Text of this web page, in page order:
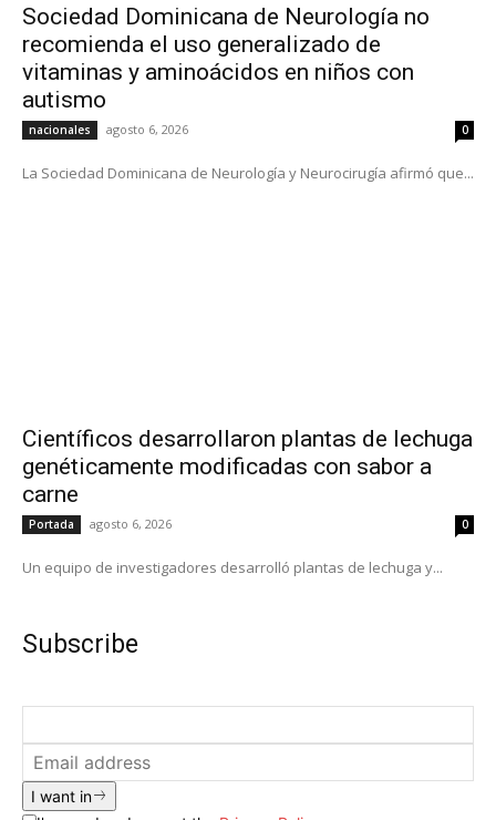
Sociedad Dominicana de Neurología no
recomienda el uso generalizado de
vitaminas y aminoácidos en niños con
autismo
nacionales agosto 6, 2026 0
La Sociedad Dominicana de Neurología y Neurocirugía afirmó que...
Científicos desarrollaron plantas de lechuga
genéticamente modificadas con sabor a
carne
Portada agosto 6, 2026 0
Un equipo de investigadores desarrolló plantas de lechuga y...
Subscribe
I want in